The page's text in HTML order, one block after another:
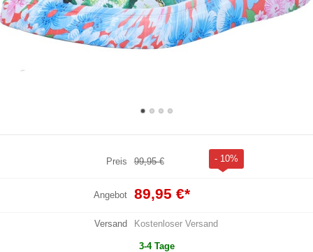
Preis 99,95 € - 10%
Angebot 89,95 €*
Versand Kostenloser Versand
3-4 Tage